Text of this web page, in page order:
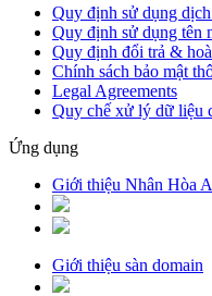
Quy định sử dụng
Quy định sử dụng tên
Quy định đổi trả &
Chính sách bảo mật
Legal Agreements
Quy chế xử lý dữ liệu
Ứng dụng
Giới thiệu Nhân Hòa
Giới thiệu sàn domain